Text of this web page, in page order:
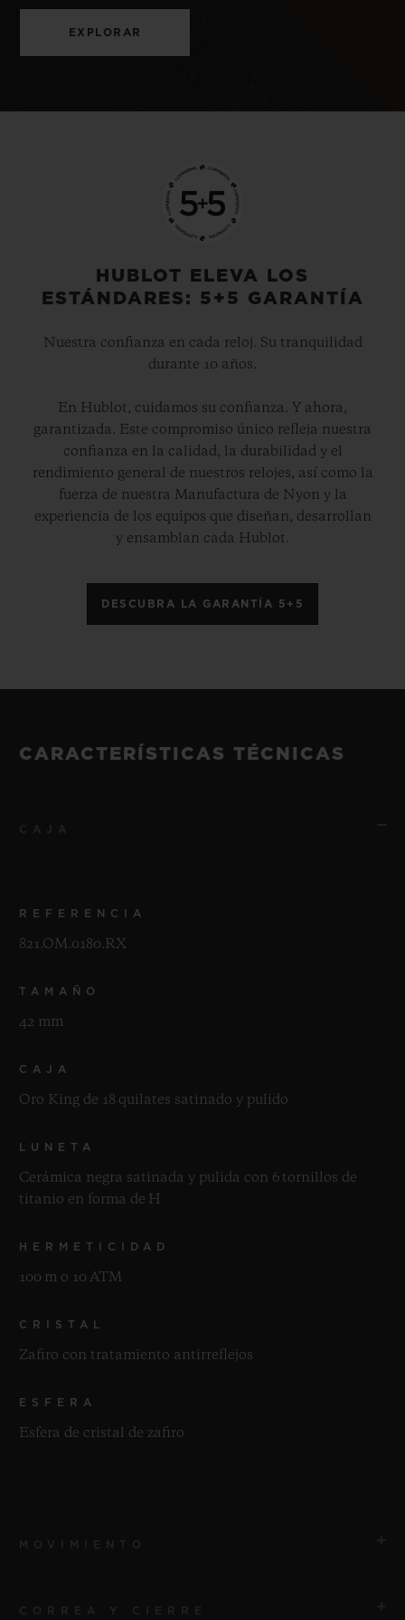
EXPLORAR
HUBLOT ELEVA LOS
ESTÁNDARES: 5+5 GARANTÍA
Nuestra confianza en cada reloj. Su tranquilidad
durante 10 años.
En Hublot, cuidamos su confianza. Y ahora,
garantizada. Este compromiso único refleja nuestra
confianza en la calidad, la durabilidad y el
rendimiento general de nuestros relojes, así como la
fuerza de nuestra Manufactura de Nyon y la
experiencia de los equipos que diseñan, desarrollan
y ensamblan cada Hublot.
DESCUBRA LA GARANTÍA 5+5
CARACTERÍSTICAS TÉCNICAS
REFERENCIA
821.OM.0180.RX
TAMAÑO
42 mm
CAJA
Oro King de 18 quilates satinado y pulido
LUNETA
Cerámica negra satinada y pulida con 6 tornillos de
titanio en forma de H
HERMETICIDAD
100 m o 10 ATM
CRISTAL
Zafiro con tratamiento antirreflejos
ESFERA
Esfera de cristal de zafiro